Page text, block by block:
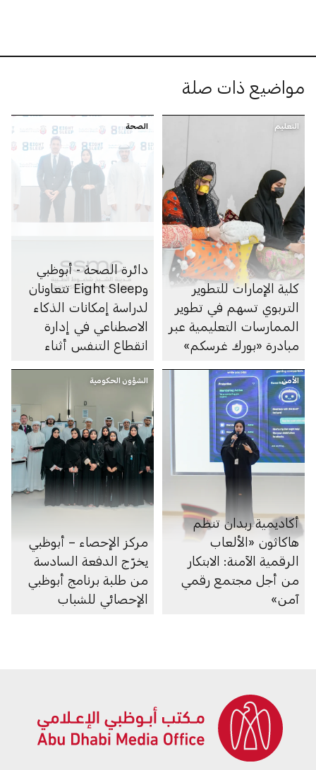
مواضيع ذات صلة
التعليم
كلية الإمارات للتطوير
التربوي تسهم في تطوير
الممارسات التعليمية عبر
مبادرة «بورك غرسكم»
الصحة
دائرة الصحة - أبوظبي
وEight Sleep تتعاونان
لدراسة إمكانات الذكاء
الاصطناعي في إدارة
انقطاع التنفس أثناء
الأمن
أكاديمية ربدان تنظم
هاكاثون «الألعاب
الرقمية الآمنة: الابتكار
من أجل مجتمع رقمي
آمن»
الشؤون الحكومية
مركز الإحصاء – أبوظبي
يخرّج الدفعة السادسة
من طلبة برنامج أبوظبي
الإحصائي للشباب